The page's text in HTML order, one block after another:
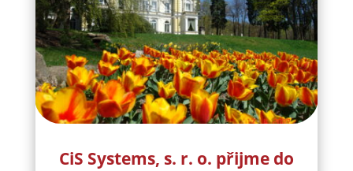
CiS Systems, s. r. o. přijme do